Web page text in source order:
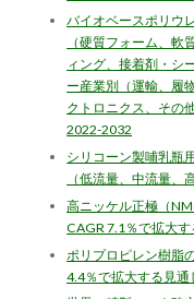
バイオベースポリウ
（硬質フォーム、
ィング、接着剤・シ
ー産業別（運輸、履
クトロニクス、その
2022-2032
シリコーン製哺乳瓶
（低流量、中流量、
高ニッケル正極（
CAGR 7.1％で拡大す
ポリプロピレン樹脂
4.4％で拡大する見通